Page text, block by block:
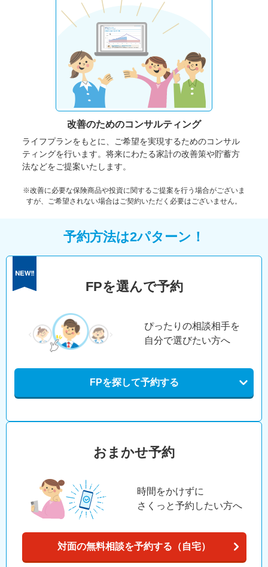
改善のためのコンサルティング
ライフプランをもとに、ご希望を実現するためのコンサル
ティングを行います。将来にわたる家計の改善策や貯蓄方
法などをご提案いたします。
※改善に必要な保険商品や投資に関するご提案を行う場合がございま
すが、ご希望されない場合はご契約いただく必要はございません。
予約方法は2パターン！
FPを選んで予約
ぴったりの相談相手を
自分で選びたい方へ
FPを探して予約する
おまかせ予約
時間をかけずに
さくっと予約したい方へ
対面の無料相談を予約する（自宅）